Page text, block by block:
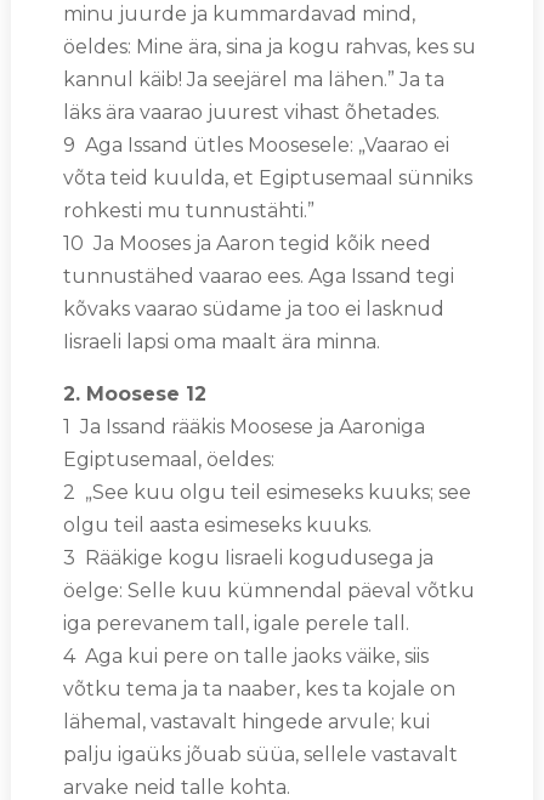
minu juurde ja kummardavad mind,
öeldes: Mine ära, sina ja kogu rahvas, kes su
kannul käib! Ja seejärel ma lähen.” Ja ta
läks ära vaarao juurest vihast õhetades.
9 Aga Issand ütles Moosesele: „Vaarao ei
võta teid kuulda, et Egiptusemaal sünniks
rohkesti mu tunnustähti.”
10 Ja Mooses ja Aaron tegid kõik need
tunnustähed vaarao ees. Aga Issand tegi
kõvaks vaarao südame ja too ei lasknud
Iisraeli lapsi oma maalt ära minna.
2. Moosese 12
1 Ja Issand rääkis Moosese ja Aaroniga
Egiptusemaal, öeldes:
2 „See kuu olgu teil esimeseks kuuks; see
olgu teil aasta esimeseks kuuks.
3 Rääkige kogu Iisraeli kogudusega ja
öelge: Selle kuu kümnendal päeval võtku
iga perevanem tall, igale perele tall.
4 Aga kui pere on talle jaoks väike, siis
võtku tema ja ta naaber, kes ta kojale on
lähemal, vastavalt hingede arvule; kui
palju igaüks jõuab süüa, sellele vastavalt
arvake neid talle kohta.